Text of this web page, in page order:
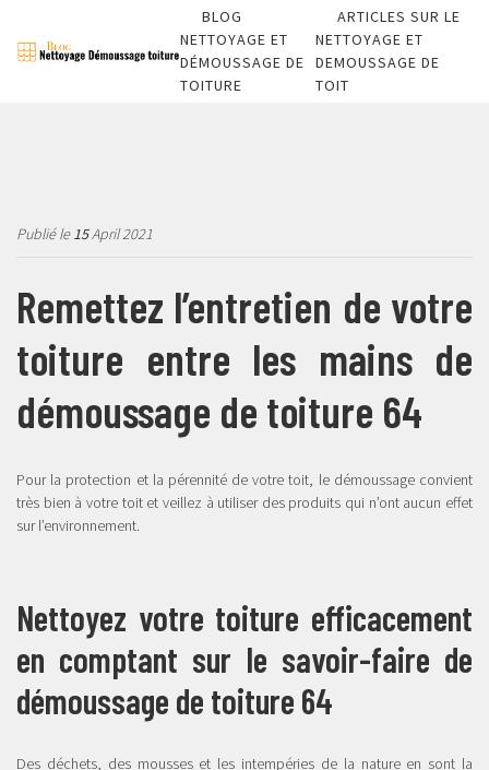
BLOG
NETTOYAGE ET
DÉMOUSSAGE DE
TOITURE
ARTICLES SUR LE
NETTOYAGE ET
DEMOUSSAGE DE
TOIT
Publié le15April 2021
Remettez l’entretien de votre
toiture entre les mains de
démoussage de toiture 64
Pour la protection et la pérennité de votre toit, le démoussage convient
très bien à votre toit et veillez à utiliser des produits qui n’ont aucun effet
sur l’environnement.
Nettoyez votre toiture efficacement
en comptant sur le savoir-faire de
démoussage de toiture 64
Des déchets, des mousses et les intempéries de la nature en sont la